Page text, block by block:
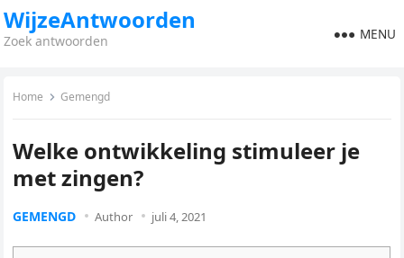
WijzeAntwoorden
Zoek antwoorden MENU
Home Gemengd
Welke ontwikkeling stimuleer je
met zingen?
GEMENGD Author juli 4, 2021